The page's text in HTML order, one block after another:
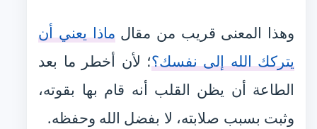
وهذا المعنى قريب من مقالماذا يعني أن
يتركك الله إلى نفسك؟؛ لأن أخطر ما بعد
الطاعة أن يظن القلب أنه قام بها بقوته،
وثبت بسبب صلابته، لا بفضل الله وحفظه.